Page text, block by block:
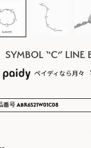
SYMBOL “C” LINE
ペイディなら月々
番号 ABR6S21W01C08